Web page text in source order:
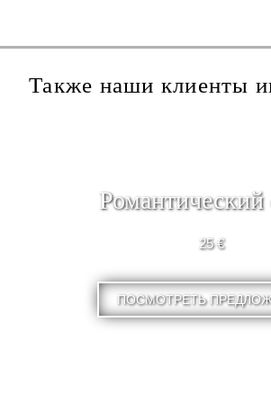
Также наши клиенты
25 €
ПОСМОТРЕТЬ